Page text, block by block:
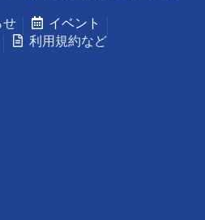
せ
イベント
利用規約など